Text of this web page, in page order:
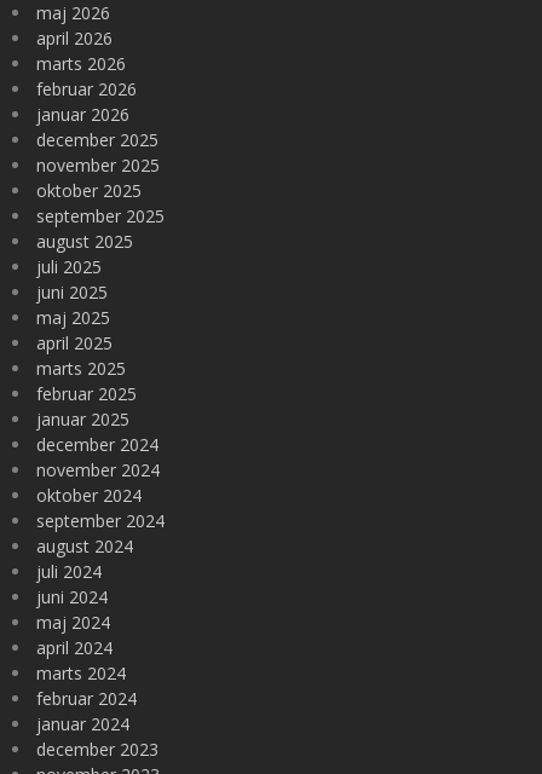
maj 2026
april 2026
marts 2026
februar 2026
januar 2026
december 2025
november 2025
oktober 2025
september 2025
august 2025
juli 2025
juni 2025
maj 2025
april 2025
marts 2025
februar 2025
januar 2025
december 2024
november 2024
oktober 2024
september 2024
august 2024
juli 2024
juni 2024
maj 2024
april 2024
marts 2024
februar 2024
januar 2024
december 2023